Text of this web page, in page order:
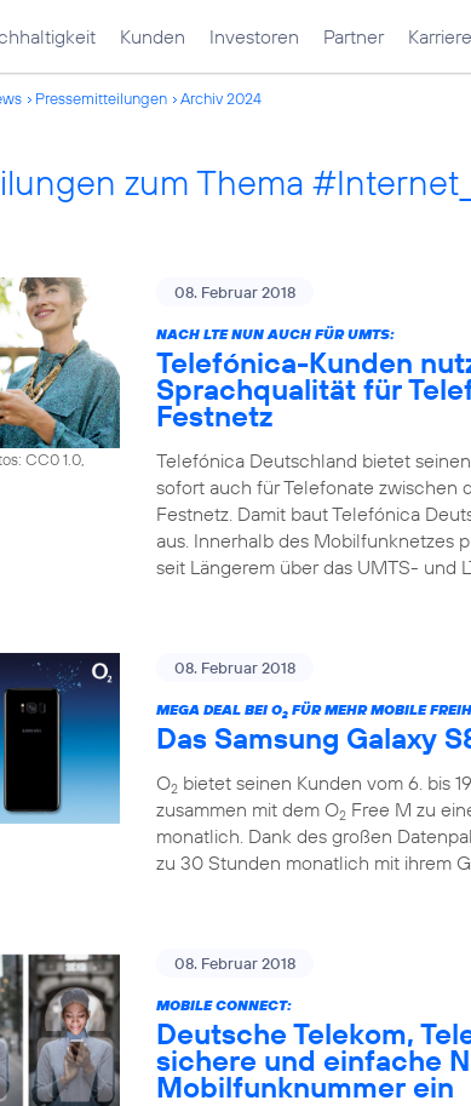
Kunden Investoren Partner Karriere
Pressemitteilungen Archiv 2024
zum Thema
CC0 1.0,
08. Februar 2018
NACH LTE NUN AUCH FÜR UMTS:
Telefónica-Kunden
Sprachqualität für
Festnetz
Telefónica Deutschland bietet
sofort auch für Telefonate zwischen
Festnetz. Damit baut Telefónica
aus. Innerhalb des Mobilfunknetzes
seit Längerem über das UMTS- und
08. Februar 2018
MEGA DEAL BEI O2 FÜR MEHR MOBILE
Das Samsung Galaxy
O2 bietet seinen Kunden vom 6. bis
zusammen mit dem O2 Free M zu
monatlich. Dank des großen
zu 30 Stunden monatlich mit ihrem
08. Februar 2018
MOBILE CONNECT:
Deutsche Telekom,
sichere und einfache
Mobilfunknummer ein